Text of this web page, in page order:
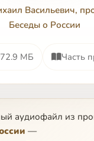
Васильевич,
Беседы о России
72.9 МБ Часть
аудиофайл из
—